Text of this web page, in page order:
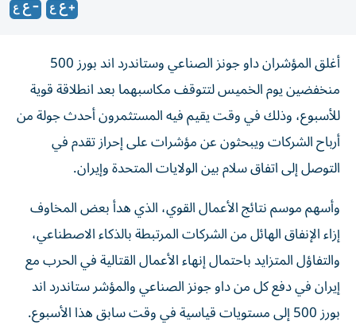
أغلق المؤشران داو جونز الصناعي وستاندرد اند بورز 500
منخفضين يوم الخميس لتتوقف مكاسبهما بعد انطلاقة قوية
للأسبوع، وذلك في وقت يقيم فيه ‌المستثمرون أحدث جولة من
أرباح الشركات ويبحثون عن مؤشرات على إحراز تقدم ​في
التوصل ⁠إلى اتفاق سلام بين الولايات المتحدة وإيران.
وأسهم موسم نتائج ‌الأعمال القوي، الذي هدأ بعض ‌المخاوف
إزاء الإنفاق الهائل من الشركات المرتبطة بالذكاء الاصطناعي،
والتفاؤل المتزايد باحتمال إنهاء الأعمال القتالية في الحرب مع
إيران في دفع كل من داو جونز الصناعي ‌والمؤشر ستاندرد اند
بورز 500 إلى مستويات قياسية في وقت سابق هذا الأسبوع.